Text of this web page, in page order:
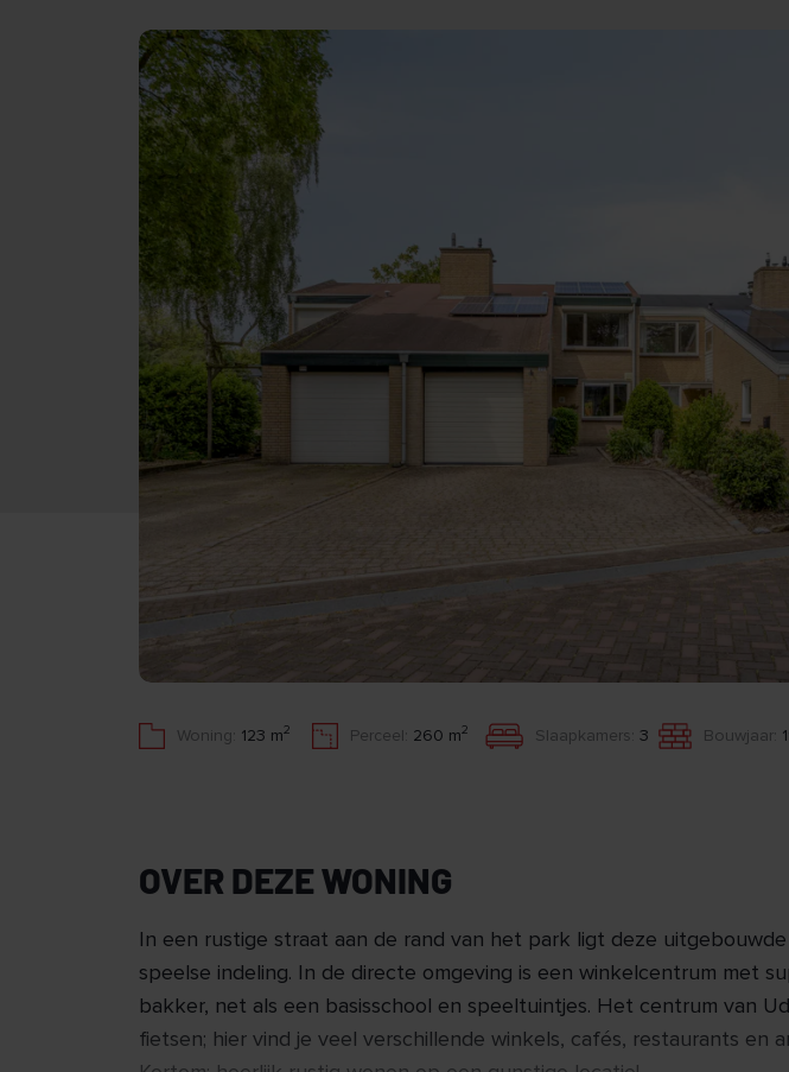
Woning: 123 m2 Perceel: 260 m2 Slaapkamers: 3 Bouwjaar:
OVER DEZE WONING
In een rustige straat aan de rand van het park ligt deze
speelse indeling. In de directe omgeving is een winkelcentrum met
bakker, net als een basisschool en speeltuintjes. Het centrum van
fietsen; hier vind je veel verschillende winkels, cafés, restaurants en